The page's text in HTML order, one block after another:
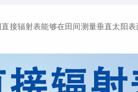
辐射表能够在田间测量垂直太阳表